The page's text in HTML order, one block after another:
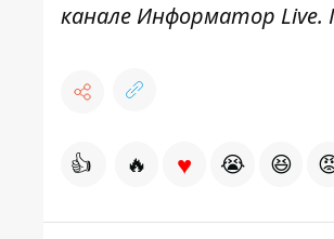
канале Информатор Live.
👍 🔥 ♥ 😭 😆